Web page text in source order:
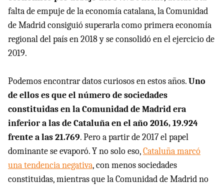
falta de empuje de la economía catalana, la Comunidad
de Madrid consiguió superarla como primera economía
regional del país en 2018 y se consolidó en el ejercicio de
2019.
Podemos encontrar datos curiosos en estos años.Uno
de ellos es que el número de sociedades
constituidas en la Comunidad de Madrid era
inferior a las de Cataluña en el año 2016, 19.924
frente a las 21.769. Pero a partir de 2017 el papel
dominante se evaporó. Y no solo eso,Cataluña marcó
una tendencia negativa, con menos sociedades
constituidas, mientras que la Comunidad de Madrid no